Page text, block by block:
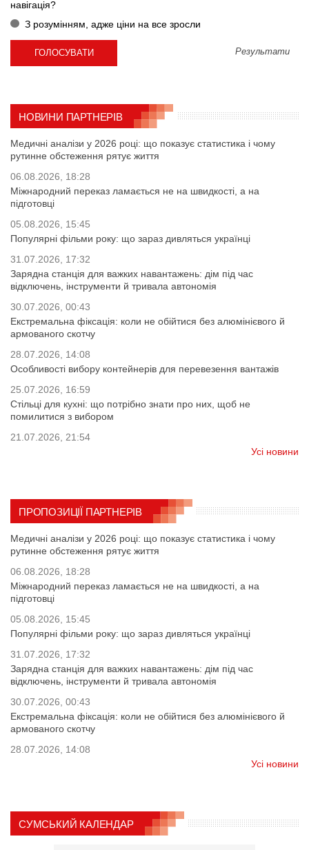
навігація?
З розумінням, адже ціни на все зросли
Результати
НОВИНИ ПАРТНЕРІВ
Медичні аналізи у 2026 році: що показує статистика і чому
рутинне обстеження рятує життя
06.08.2026, 18:28
Міжнародний переказ ламається не на швидкості, а на
підготовці
05.08.2026, 15:45
Популярні фільми року: що зараз дивляться українці
31.07.2026, 17:32
Зарядна станція для важких навантажень: дім під час
відключень, інструменти й тривала автономія
30.07.2026, 00:43
Екстремальна фіксація: коли не обійтися без алюмінієвого й
армованого скотчу
28.07.2026, 14:08
Особливості вибору контейнерів для перевезення вантажів
25.07.2026, 16:59
Стільці для кухні: що потрібно знати про них, щоб не
помилитися з вибором
21.07.2026, 21:54
Усі новини
ПРОПОЗИЦІЇ ПАРТНЕРІВ
Медичні аналізи у 2026 році: що показує статистика і чому
рутинне обстеження рятує життя
06.08.2026, 18:28
Міжнародний переказ ламається не на швидкості, а на
підготовці
05.08.2026, 15:45
Популярні фільми року: що зараз дивляться українці
31.07.2026, 17:32
Зарядна станція для важких навантажень: дім під час
відключень, інструменти й тривала автономія
30.07.2026, 00:43
Екстремальна фіксація: коли не обійтися без алюмінієвого й
армованого скотчу
28.07.2026, 14:08
Усі новини
СУМСЬКИЙ КАЛЕНДАР